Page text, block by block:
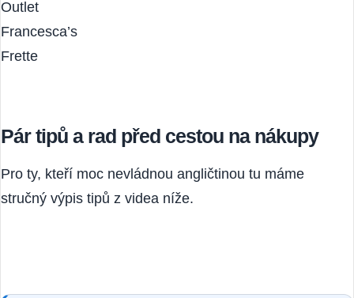
Fragrance
Outlet
Francesca’s
Pár tipů a rad před cestou na nákupy
Pro ty, kteří moc nevládnou angličtinou tu máme